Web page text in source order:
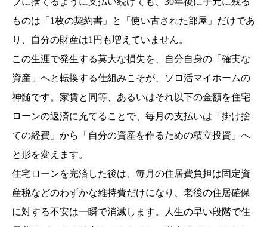
ものは「1枚の契約書」と「使い古された部屋」だけであ
り、自分の財産は1円も増えていません。
この生涯で発生する莫大な損失を、自分自身の「確実な
資産」へと転換する仕組みこそが、ソロ活マイホームの
神髄です。家賃と同等、あるいはそれ以下の金額を住宅
ローンの返済に充てることで、毎月の支払いは「掛け捨
ての経費」から「自分の資産を作るための積立投資」へ
と形を変えます。
住宅ローンを完済した後は、毎月の住居費負担は固定資
産税などのわずかな維持費だけになり、老後の住居確保
に対する不安は一瞬で消滅します。人生の早い段階で住